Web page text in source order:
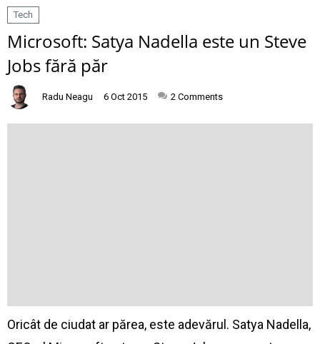
Tech
Microsoft: Satya Nadella este un Steve
Jobs fără păr
Radu Neagu 6 Oct 2015 2 Comments
Oricât de ciudat ar părea, este adevărul. Satya Nadella,